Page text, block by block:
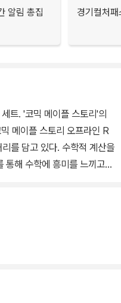
알림 총집
경기컬처
트. '코믹 메이플 스토리'의
메이플 스토리 오프라인 R
를 담고 있다. 수학적 계산을
통해 수학에 흥미를 느끼고